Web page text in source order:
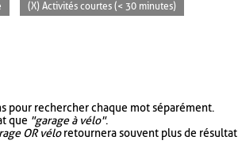
(X) Activités courtes (< 30 minutes)
pour rechercher chaque mot séparément.
que "garage à vélo".
OR véloretournera souvent plus de résultat